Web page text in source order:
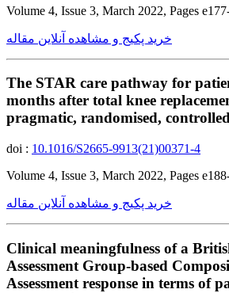
Volume 4, Issue 3, March 2022, Pages
خرید پکیج و مشاهده آنلاین مقاله
The STAR care pathway for
months after total knee
pragmatic, randomised,
doi : 10.1016/S2665-9913(21)00371-4
Volume 4, Issue 3, March 2022, Pages
خرید پکیج و مشاهده آنلاین مقاله
Clinical meaningfulness of a
Assessment Group-based
Assessment response in terms of